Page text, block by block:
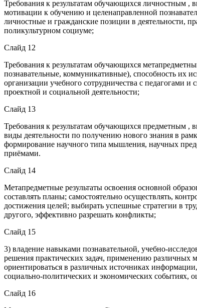
Требования к результатам обучающихся личностным
мотивации к обучению и целенаправленной
личностные и гражданские позиции в деятельности,
поликультурном социуме;
Слайд 12
Требования к результатам обучающихся
познавательные, коммуникативные), способность их
организации учебного сотрудничества с педагогами
проектной и социальной деятельности;
Слайд 13
Требования к результатам обучающихся предметным
виды деятельности по получению нового знания в
формирование научного типа мышления, научных
приёмами.
Слайд 14
Метапредметные результаты освоения основной
составлять планы; самостоятельно осуществлять,
достижения целей; выбирать успешные стратегии в
другого, эффективно разрешать конфликты;
Слайд 15
3) владение навыками познавательной, учебно-
решения практических задач, применению различных
ориентироваться в различных источниках
социально-политических и экономических событиях,
Слайд 16